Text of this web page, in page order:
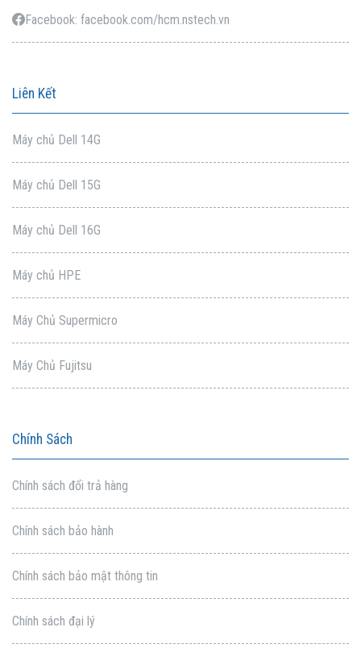
Facebook: facebook.com/hcm.nstech.vn
Liên Kết
Máy chủ Dell 14G
Máy chủ Dell 15G
Máy chủ Dell 16G
Máy chủ HPE
Máy Chủ Supermicro
Máy Chủ Fujitsu
Chính Sách
Chính sách đổi trả hàng
Chính sách bảo hành
Chính sách bảo mật thông tin
Chính sách đại lý